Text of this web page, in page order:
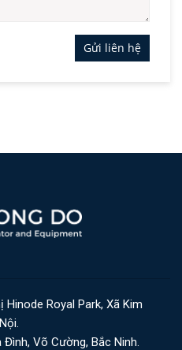
Gửi liên hệ
Royal Park, Xã Kim
Võ Cường, Bắc Ninh.